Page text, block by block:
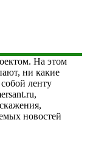
На этом
ни какие
ленту
новостей